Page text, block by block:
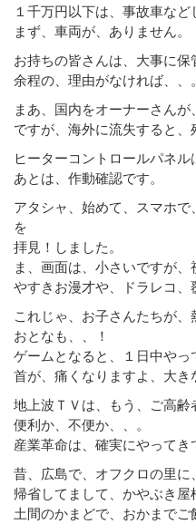
１千万円以下は、事故車など
まず、車両が、ありません。
お持ちの皆さんは、大事に保
余程の、理由がなければ、、。
まあ、国内をオーナーさん
ですが、海外に流失すると、
ヒーターコントロールパネル
あとは、作動確認です。
アタシャ、始めて、スマホ
を
拝見！しました。
ま、画面は、小さいですが、
やすきお漫才や、ドラレコ、
これじゃ、お子さんたちが、
おとなも、、！
ゲームとなると、１日中やっ
首が、痛くなりますよ、大き
地上波ＴＶは、もう、ご高齢
便利か、不便か、、。
産業革命は、確実にやってき
昔、広島で、オフクロの里に
帰省してまして、かやぶき
土間のかまどで、おかまでご